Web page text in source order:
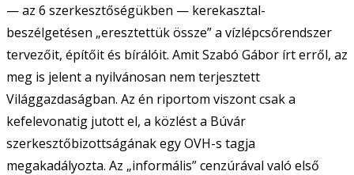
— az 6 szerkesztőségükben — kerekasztal-
beszélgetésen „eresztettük össze” a vízlépcsőrendszer
tervezőit, építőit és bírálóit. Amit Szabó Gábor írt erről, az
meg is jelent a nyilvánosan nem terjesztett
Világgazdaságban. Az én riportom viszont csak a
kefelevonatig jutott el, a közlést a Búvár
szerkesztőbizottságának egy OVH-s tagja
megakadályozta. Az „informális” cenzúrával való első